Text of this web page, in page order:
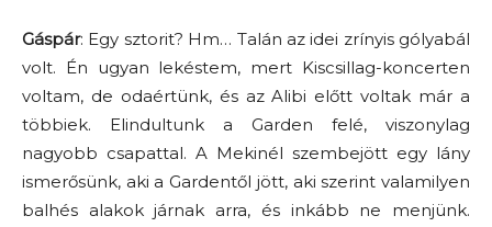
Gáspár: Egy sztorit? Hm… Talán az idei zrínyis gólyabál
volt. Én ugyan lekéstem, mert Kiscsillag-koncerten
voltam, de odaértünk, és az Alibi előtt voltak már a
többiek. Elindultunk a Garden felé, viszonylag
nagyobb csapattal. A Mekinél szembejött egy lány
ismerősünk, aki a Gardentől jött, aki szerint valamilyen
balhés alakok járnak arra, és inkább ne menjünk.